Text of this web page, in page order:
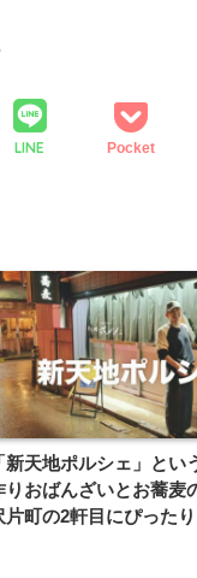
LINE Pocket
新天地ポルシェ」とい
りおばんざいとお蕎麦
片町の2軒目にぴった